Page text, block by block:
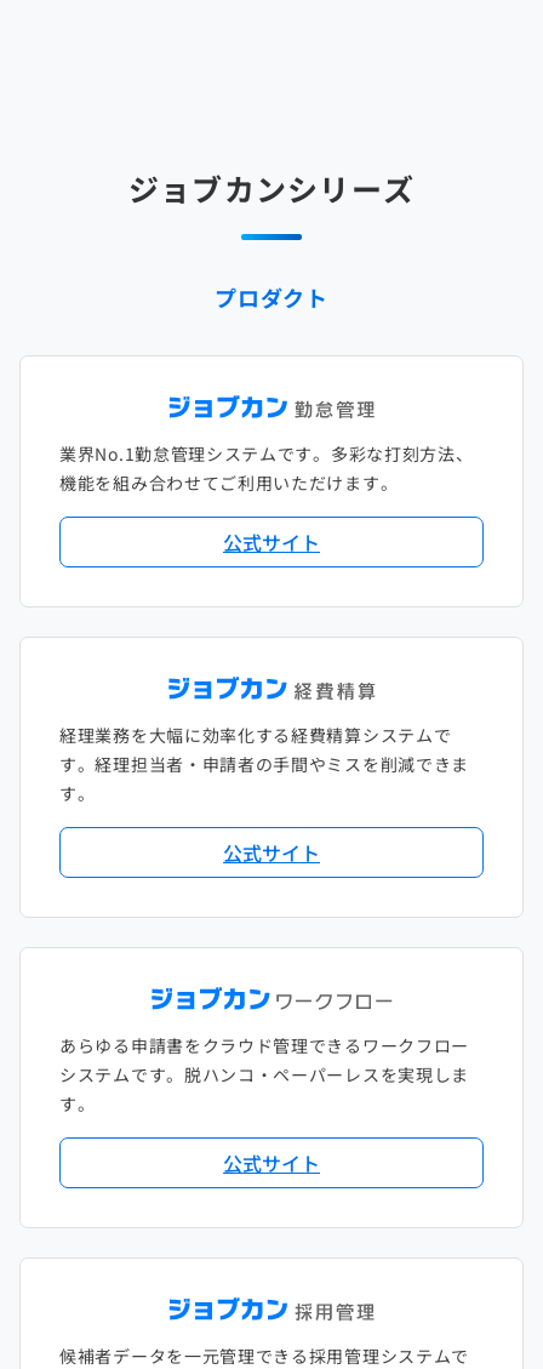
ジョブカンシリーズ
プロダクト
業界No.1勤怠管理システムです。多彩な打刻方法、
機能を組み合わせてご利用いただけます。
公式サイト
経理業務を大幅に効率化する経費精算システムで
す。経理担当者・申請者の手間やミスを削減できま
す。
公式サイト
あらゆる申請書をクラウド管理できるワークフロー
システムです。脱ハンコ・ペーパーレスを実現しま
す。
公式サイト
候補者データを一元管理できる採用管理システムで